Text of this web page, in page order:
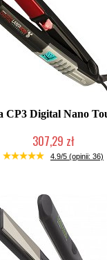
CP3 Digital Nano
307,29 zł
Produkt wycofany
4.9/5 (opinii: 36)